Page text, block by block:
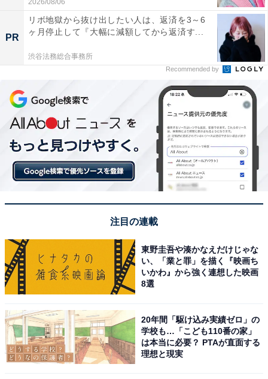
さにたまに訪れます」(40代女性／広島県)、「海月が沢
山いて綺麗なイメージがあるから」(20代女性／大阪府)
といった声が集まりました。
※回答者からのコメントは原文ママです
この記事の筆者：坂上 恵
All About ニュースの編集者。オールアバウトに入社後、
SNSトレンドにフォーカスした記事執筆やSEOライティ
ングの経験を経て、のちにAll About ニュースチームのメ
ンバーに参入。現在は旅行・カルチャー・エンタメなど
を中心に企画編集を担当。東京都出身。居酒屋巡りとス
ポーツ観戦が生きがい。
次ページ 10位までのランキング結果を見る
2026/08/06
PR
リボ地獄から抜け出したい人は、返済を3～6
ヶ月停止して『大幅に減額してから返済す...
渋谷法務総合事務所
Recommended by
注目の連載
東野圭吾や湊かなえだけじゃな
い、「業と罪」を描く『映画ち
いかわ』から強く連想した映画
8選
20年間「駆け込み実績ゼロ」の
学校も…「こども110番の家」
は本当に必要？ PTAが直面する
理想と現実